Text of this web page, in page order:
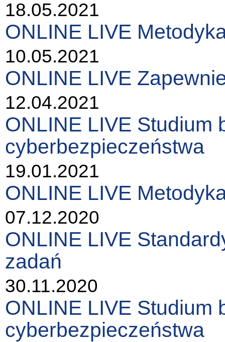
18.05.2021
ONLINE LIVE
10.05.2021
ONLINE LIVE
12.04.2021
ONLINE LIVE Studium
cyberbezpieczeństwa
19.01.2021
ONLINE LIVE
07.12.2020
ONLINE LIVE
zadań
30.11.2020
ONLINE LIVE Studium
cyberbezpieczeństwa